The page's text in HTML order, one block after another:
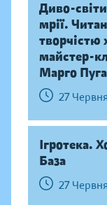
Диво-
мрії.
творчістю
майстер-
Марго
27
Ігротека.
База
27